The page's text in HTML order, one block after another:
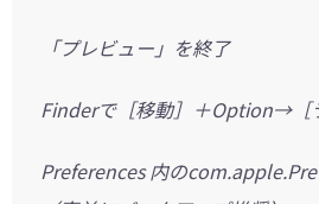
「プレビュー」を終了
Finderで［移動］＋Option→［
Preferences 内の